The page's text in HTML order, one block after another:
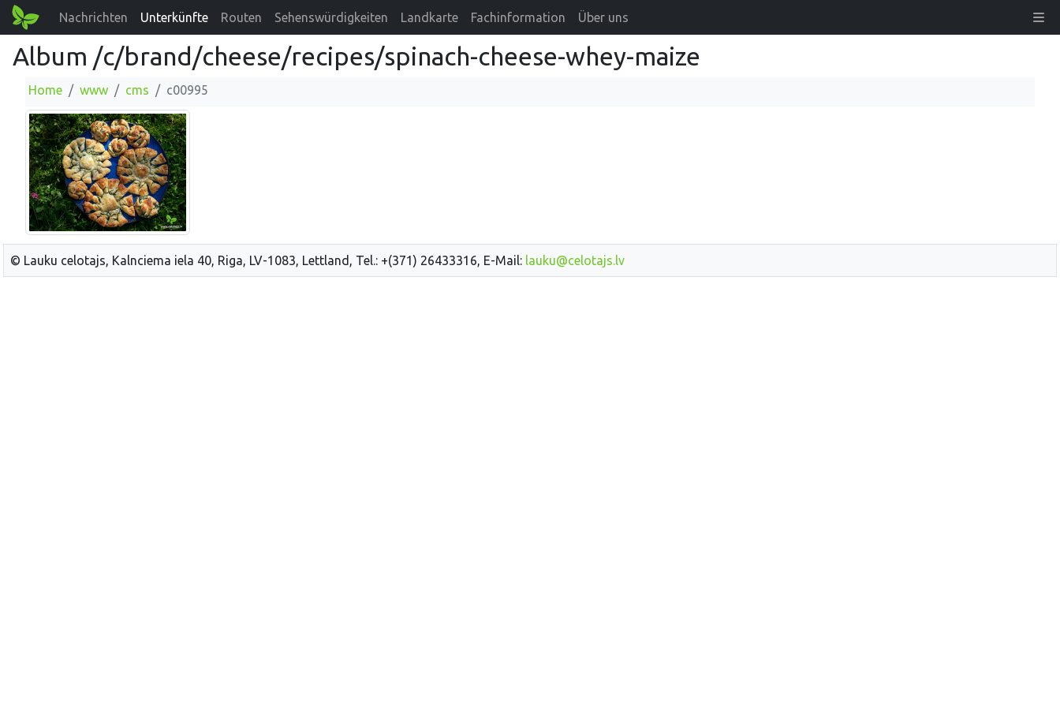
Nachrichten Unterkünfte Routen Sehenswürdigkeiten Landkarte Fachinformation Über uns
Album /c/brand/cheese/recipes/spinach-cheese-whey-maize
Home www cms c00995
© Lauku celotajs, Kalnciema iela 40, Riga, LV-1083, Lettland, Tel.: +(371) 26433316, E-Mail: lauku@celotajs.lv